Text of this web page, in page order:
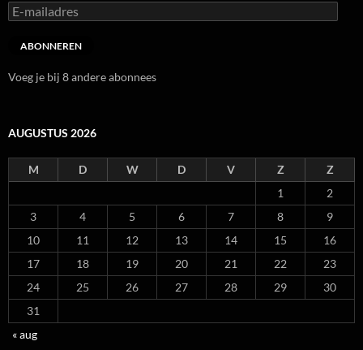
E-
mailadres
ABONNEREN
Voeg je bij 8 andere abonnees
AUGUSTUS 2026
M D W D V Z
Z
1
2
3
4 5 6 7 8
9
10
11 12 13 14 15
16
17
18 19 20 21 22
23
24
25 26 27 28 29
30
31
« aug